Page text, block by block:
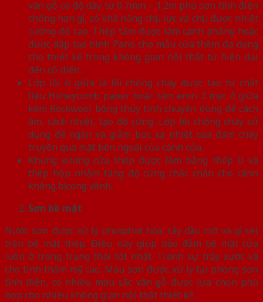
vân gỗ có độ dày từ 0.7mm – 1.2m phủ sơn tĩnh điện
chống han gỉ, có khả năng chịu lực và chịu được nhiệt
cường độ cao. Thép tấm được làm cánh phẳng hoặc
được dập tạo hình Pano cho mẫu cửa thêm đa dạng
cho thiết kế trong không gian nội thất từ hiện đại
đến cổ điển.
Lớp lõi ở giữa là lõi chống cháy được tạo từ chất
liệu Honeycomb paper hoặc tấm eron 2 mặt ở giữa
kèm Rockwool bông thủy tinh chuyên dùng để cách
âm, cách nhiệt, tạo độ cứng. Lớp lõi chống cháy sử
dụng để ngăn và giảm bức xạ nhiệt của đám cháy
truyền qua mặt bên ngoài của cánh cửa.
Khung xương cửa thép được làm bằng thép U và
thép hộp nhằm tăng độ cứng chắc chắn cho cánh
không bị cong vênh.
Sơn bề mặt
Nước sơn được xử lý photphat hóa, tẩy dầu mỡ và gỉ sét
trên bề mặt thép. Điều này giúp bảo đảm bề mặt cửa
luôn ở trong trạng thái tốt nhất. Tránh sự trầy xước và
cho tính thẩm mỹ cao. Màu sơn được xử lý tại phòng sơn
tĩnh điện, có nhiều màu sắc vân gỗ được lựa chọn phù
hợp cho nhiều không gian nội thất thiết kế.